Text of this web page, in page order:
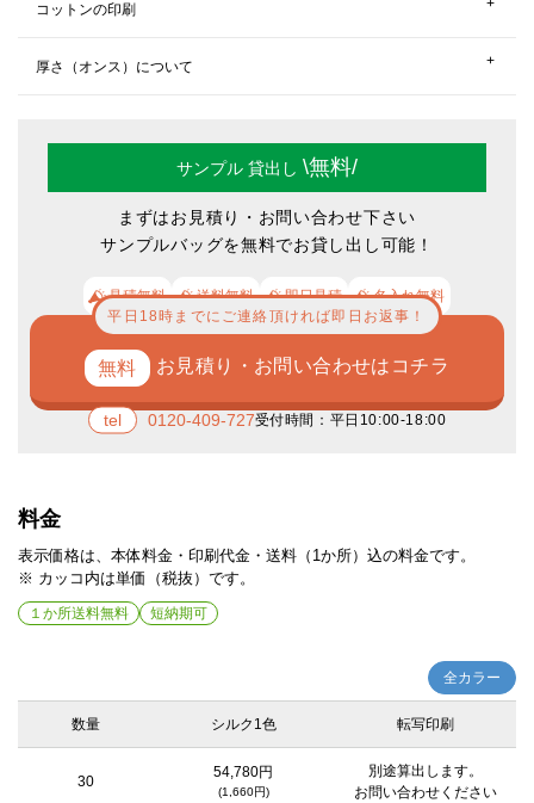
コットンの印刷
エコバッグへの印刷は、紙とは異なり、細かいデザインを印刷する場合、
かすれ、つぶれなどが発生します。細線（インクが載る部分）は、0.6mm
以上の太さ、抜き幅（インクとインクの間の生地の部分）は、0.8mm以上
厚さ（オンス）について
エコバッグに使用されるコットンには厚みがあり、oz（オンス）という単
の厚みですが、薄いのでたためる機能などのついているエコバッグは薄手
のものが多いです。中厚手になるとしっかりとしている中でも、ちょっと
やわらかい感じがします。厚手はとてもしっかりとした重いものを入れて
も大丈夫なイメージのバッグになります。
サンプル 貸出し \無料/
まずはお見積り・お問い合わせ下さい
サンプルバッグを無料でお貸し出し可能！
見積無料 送料無料 即日見積 名入れ無料
お見積り・お問い合わせはコチラ
平日18時までにご連絡頂ければ即日お返事！
0120-409-727受付時間：平日10:00-18:00
料金
表示価格は、本体料金・印刷代金・送料（1か所）込の料金です。
※ カッコ内は単価（税抜）です。
１か所送料無料 短納期可
全カラー
数量 シルク1色 転写印刷
30
54,780円
(1,660円)
別途算出します。
お問い合わせください